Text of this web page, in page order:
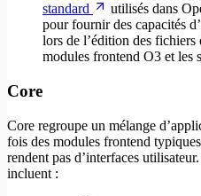
standard
utilisés dans
pour fournir des capacités
lors de l’édition des fichiers
modules frontend O3 et les
Core
Core regroupe un mélange
fois des modules frontend
rendent pas d’interfaces
incluent :